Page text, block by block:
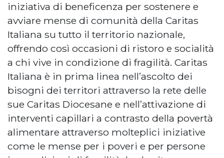
iniziativa di beneficenza per sostenere e
avviare mense di comunità della Caritas
Italiana su tutto il territorio nazionale,
offrendo così occasioni di ristoro e socialità
a chi vive in condizione di fragilità. Caritas
Italiana è in prima linea nell’ascolto dei
bisogni dei territori attraverso la rete delle
sue Caritas Diocesane e nell’attivazione di
interventi capillari a contrasto della povertà
alimentare attraverso molteplici iniziative
come le mense per i poveri e per persone